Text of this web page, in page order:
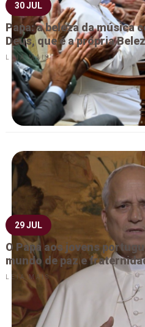
30 JUL
Papa: a beleza da música
Deus, que é a própria
LEIA MAIS
29 JUL
O Papa aos jovens
mundo de paz e
LEIA MAIS